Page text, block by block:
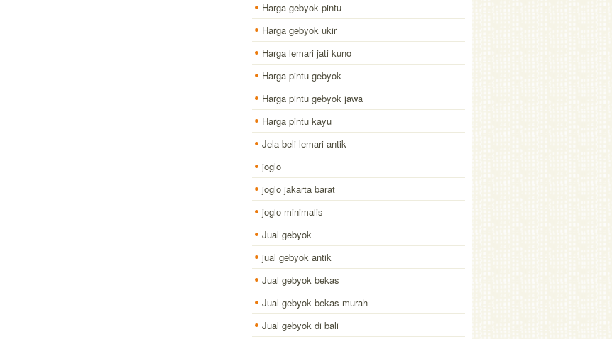
Harga gebyok pintu
Harga gebyok ukir
Harga lemari jati kuno
Harga pintu gebyok
Harga pintu gebyok jawa
Harga pintu kayu
Jela beli lemari antik
joglo
joglo jakarta barat
joglo minimalis
Jual gebyok
jual gebyok antik
Jual gebyok bekas
Jual gebyok bekas murah
Jual gebyok di bali